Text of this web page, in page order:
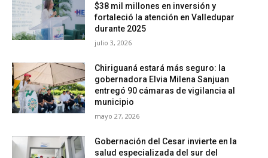
$38 mil millones en inversión y
fortaleció la atención en Valledupar
durante 2025
julio 3, 2026
Chiriguaná estará más seguro: la
gobernadora Elvia Milena Sanjuan
entregó 90 cámaras de vigilancia al
municipio
mayo 27, 2026
Gobernación del Cesar invierte en la
salud especializada del sur del